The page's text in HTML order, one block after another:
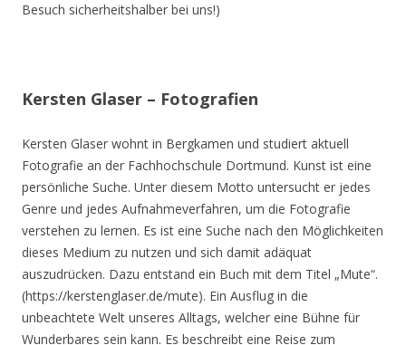
Besuch sicherheitshalber bei uns!)
Kersten Glaser – Fotografien
Kersten Glaser wohnt in Bergkamen und studiert aktuell
Fotografie an der Fachhochschule Dortmund. Kunst ist eine
persönliche Suche. Unter diesem Motto untersucht er jedes
Genre und jedes Aufnahmeverfahren, um die Fotografie
verstehen zu lernen. Es ist eine Suche nach den Möglichkeiten
dieses Medium zu nutzen und sich damit adäquat
auszudrücken. Dazu entstand ein Buch mit dem Titel „Mute“.
(https://kerstenglaser.de/mute). Ein Ausflug in die
unbeachtete Welt unseres Alltags, welcher eine Bühne für
Wunderbares sein kann. Es beschreibt eine Reise zum